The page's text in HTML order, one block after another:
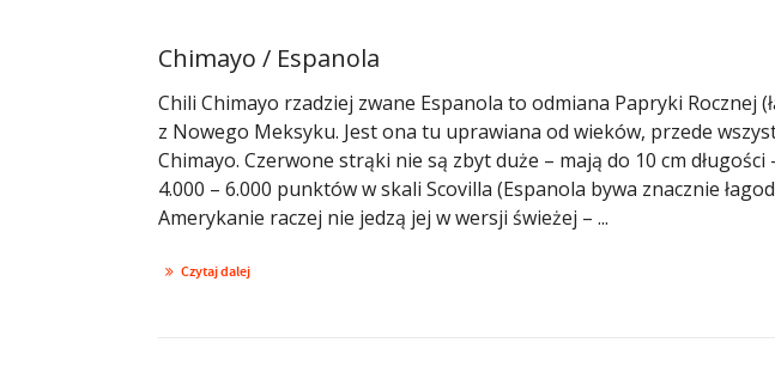
Chimayo / Espanola
Chili Chimayo rzadziej zwane Espanola to odmiana Papryki Rocznej
z Nowego Meksyku. Jest ona tu uprawiana od wieków, przede
Chimayo. Czerwone strąki nie są zbyt duże – mają do 10 cm
4.000 – 6.000 punktów w skali Scovilla (Espanola bywa znacznie
Amerykanie raczej nie jedzą jej w wersji świeżej – ...
Czytaj dalej